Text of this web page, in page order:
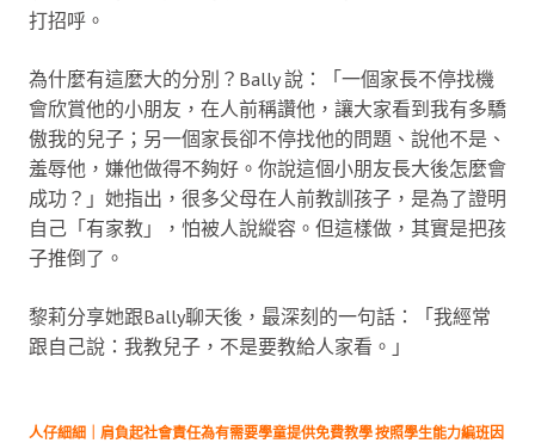
打招呼。
為什麼有這麼大的分別？Bally 說：「一個家長不停找機
會欣賞他的小朋友，在人前稱讚他，讓大家看到我有多驕
傲我的兒子；另一個家長卻不停找他的問題、說他不是、
羞辱他，嫌他做得不夠好。你說這個小朋友長大後怎麼會
成功？」她指出，很多父母在人前教訓孩子，是為了證明
自己「有家教」，怕被人說縱容。但這樣做，其實是把孩
子推倒了。
黎莉分享她跟Bally聊天後，最深刻的一句話：「我經常
跟自己說：我教兒子，不是要教給人家看。」
人仔細細｜肩負起社會責任為有需要學童提供免費教學 按照學生能力編班因